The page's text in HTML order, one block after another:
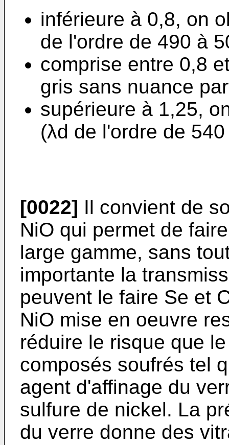
inférieure à 0,8, on
de l'ordre de 490 à
comprise entre 0,8
gris sans nuance
supérieure à 1,25,
(λd de l'ordre de
[0022] Il convient de
NiO qui permet de
large gamme, sans
importante la
peuvent le faire Se et
NiO mise en oeuvre
réduire le risque que
composés soufrés tel
agent d'affinage du
sulfure de nickel. La
du verre donne des